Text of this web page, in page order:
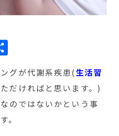
有
グが代謝系疾患(生活習
だければと思います。)
のではないかという事
。